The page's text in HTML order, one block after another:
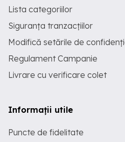
Lista categoriilor
Siguranța tranzacțiilor
Modifică setările de
Regulament Campanie
Livrare cu verificare colet
Informații utile
Puncte de fidelitate